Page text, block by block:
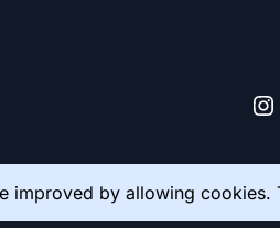
improved by allowing